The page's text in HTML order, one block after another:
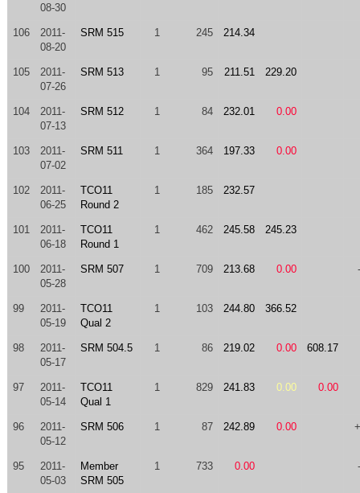
08-30
106
2011-
08-20
SRM 515 1 245 214.34
105
2011-
07-26
SRM 513 1 95 211.51 229.20
104
2011-
07-13
SRM 512 1 84 232.01 0.00
103
2011-
07-02
SRM 511 1 364 197.33 0.00
102
2011-
06-25
TCO11
Round 2
1 185 232.57
101
2011-
06-18
TCO11
Round 1
1 462 245.58 245.23
100
2011-
05-28
SRM 507 1 709 213.68 0.00
99
2011-
05-19
TCO11
Qual 2
1 103 244.80 366.52
98
2011-
05-17
SRM 504.5 1 86 219.02 0.00 608.17
97
2011-
05-14
TCO11
Qual 1
1 829 241.83 0.00 0.00
96
2011-
05-12
SRM 506 1 87 242.89 0.00
95
2011-
05-03
Member
SRM 505
1 733 0.00